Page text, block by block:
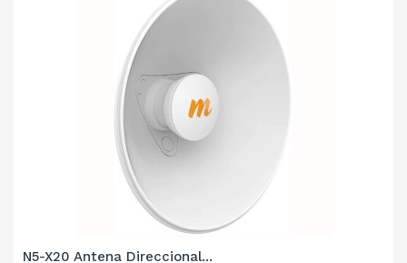
N5-X20 Antena Direccional...